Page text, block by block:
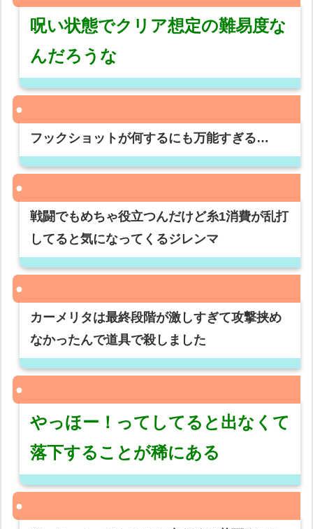
呪い状態でクリア想定の難易度な
んだろうな
フックショットが何するにも万能すぎる…
戦闘でもめちゃ役立つんだけど糸1消費が乱打
してると気になってくるジレンマ
カーメリタは最終段階が激しすぎて攻撃挟め
なかったんで道具で殺しました
やっほー！ってしてると出なくて
落下することが稀にある